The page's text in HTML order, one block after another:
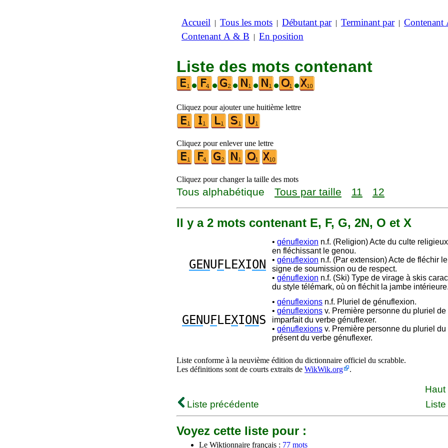
Accueil | Tous les mots | Débutant par| Terminant par| Contenant
Contenant A & B | En position
Liste des mots contenant
•
• • • • •
Cliquez pour ajouter une huitième lettre
Cliquez pour enlever une lettre
Cliquez pour changer la taille des mots
Tous alphabétique Tous par taille 11 12
Il y a 2 mots contenant E, F, G, 2N, O et X
GENU F LEXION
• génuflexion n.f. (Religion) Acte du culte
en fléchissant le genou.
• génuflexion n.f. (Par extension) Acte de fléchir
signe de soumission ou de respect.
• génuflexion n.f. (Ski) Type de virage à skis
du style télémark, où on fléchit la jambe
GENU F LEXIONS
• génuflexions n.f. Pluriel de génuflexion.
• génuflexions v. Première personne du pluriel de
imparfait du verbe génuflexer.
• génuflexions v. Première personne du pluriel
présent du verbe génuflexer.
Liste conforme à la neuvième édition du dictionnaire officiel du scrabble.
Les définitions sont de courts extraits de WikWik.org .
Liste précédente
Voyez cette liste pour :
Le Wiktionnaire français : 77 mots